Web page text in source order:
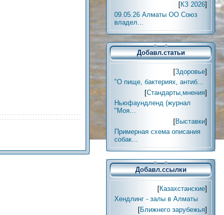
[КЗ 2026]
09.05.26 Алматы ОО Союз
владел...
Добавл.статьи
[Здоровье]
"О пище, бактериях, антиб...
[Стандарты,мнения]
Ньюфаундленд (журнал
"Моя...
[Выставки]
Примерная схема описания
собак...
Добавл.ссылки
[Казахстанские]
Хендлинг - залы в Алматы
[Ближнего зарубежья]